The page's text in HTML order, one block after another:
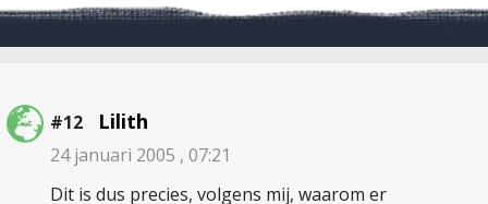
#12 Lilith
24 januari 2005 , 07:21
Dit is dus precies, volgens mij, waarom er